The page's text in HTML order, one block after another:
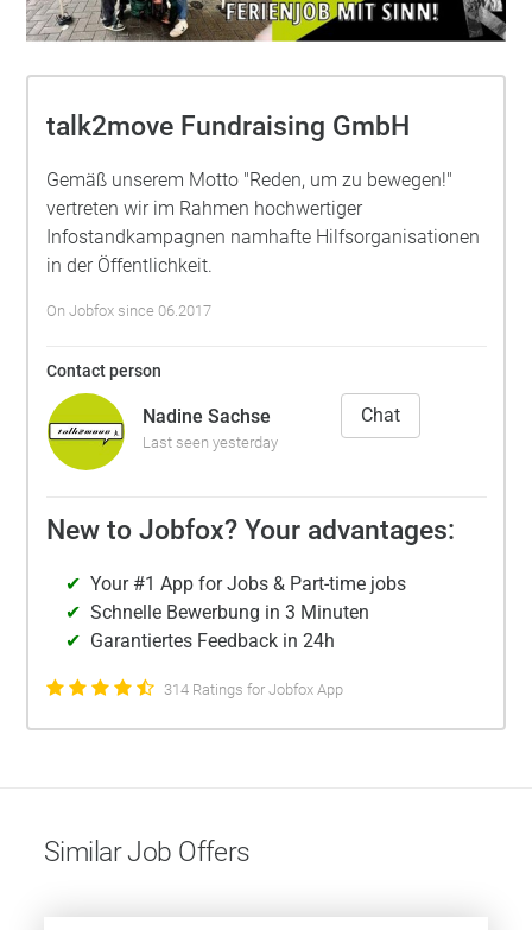
talk2move Fundraising GmbH
Gemäß unserem Motto "Reden, um zu bewegen!"
vertreten wir im Rahmen hochwertiger
Infostandkampagnen namhafte Hilfsorganisationen
in der Öffentlichkeit.
On Jobfox since 06.2017
Contact person
Nadine Sachse
Last seen yesterday
Chat
New to Jobfox? Your advantages:
Your #1 App for Jobs & Part-time jobs
Schnelle Bewerbung in 3 Minuten
Garantiertes Feedback in 24h
314 Ratings for Jobfox App
Similar Job Offers